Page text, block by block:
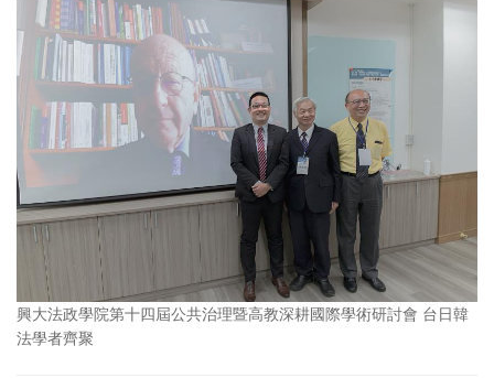
興大法政學院第十四屆公共治理暨高教深耕國際學術研討會 台日韓
法學者齊聚